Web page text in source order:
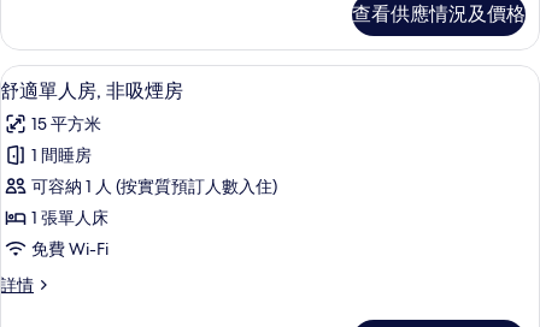
張
床,
非
吸
煙
房,
城
市
景
房,
多
張
非
吸
房,
城
市
景
詳
查看供應情況及價格
載
入
所
有
舒
適
單
人
高級寢具、羽絨被、遮光窗簾/窗簾、
11
舒適單人房, 非吸煙房
15 平方米
1 間睡房
可容納 1 人 (按實質預訂人數入住)
1 張單人床
免費 Wi-Fi
詳情
舒